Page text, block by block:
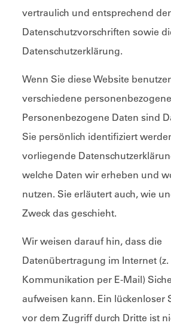
vertraulich und entsprechend
Datenschutzvorschriften sowie
Datenschutzerklärung.
Wenn Sie diese Website
verschiedene
Personenbezogene Daten sind
Sie persönlich identifiziert
vorliegende
welche Daten wir erheben und
nutzen. Sie erläutert auch, wie
Zweck das geschieht.
Wir weisen darauf hin, dass die
Datenübertragung im Internet (z.
Kommunikation per E-Mail)
aufweisen kann. Ein lückenloser
vor dem Zugriff durch Dritte ist